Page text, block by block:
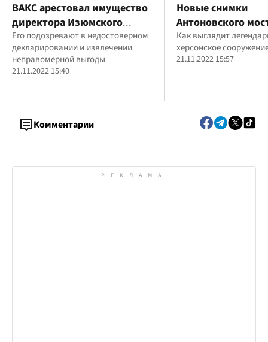
ВАКС арестовал имущество
директора Изюмского
оборонного завода
Его подозревают в недостоверном
декларировании и извлечении
неправомерной выгоды
21.11.2022 15:40
Новые снимки
Антоновского
часть разрушена,
окопы россиян
Как выглядит
херсонское
21.11.2022 15:57
Комментарии